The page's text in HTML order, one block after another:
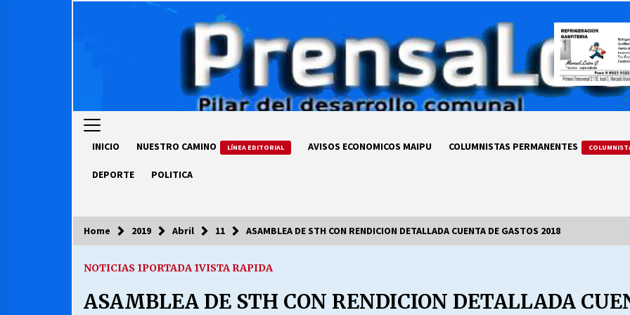
INICIO NUESTRO CAMINO LÍNEA EDITORIAL AVISOS ECONOMICOS MAIPU COLUMNISTAS PERMANENTES
DEPORTE POLITICA
COLUMNISTA
luz… ¿Y cuándo van a bajar?
03/08/2026
69 AÑOS DE HISTORIA
28/07/2026
Home 2019 Abril 11 ASAMBLEA DE STH CON RENDICION DETALLADA CUENTA DE GASTOS 2018
NOTICIAS 1PORTADA 1VISTA RAPIDA
ASAMBLEA DE STH CON RENDICION DETALLADA